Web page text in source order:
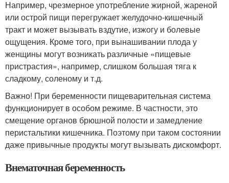
Например, чрезмерное употребление жирной, жареной
или острой пищи перегружает желудочно-кишечный
тракт и может вызывать вздутие, изжогу и болевые
ощущения. Кроме того, при вынашивании плода у
женщины могут возникать различные «пищевые
пристрастия», например, слишком большая тяга к
сладкому, соленому и т.д.
Важно! При беременности пищеварительная система
функционирует в особом режиме. В частности, это
смещение органов брюшной полости и замедление
перистальтики кишечника. Поэтому при таком состоянии
даже привычные продукты могут вызывать дискомфорт.
Внематочная беременность